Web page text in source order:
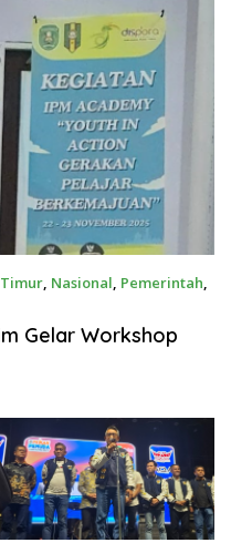
, Nasional, Pemerintah,
Gelar Workshop